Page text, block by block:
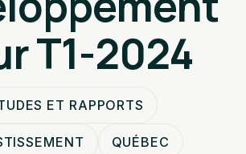
T1-2024
ET RAPPORTS
QUÉBEC